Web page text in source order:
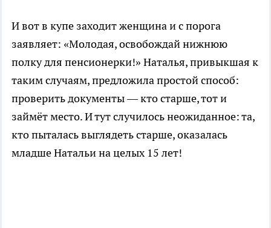
И вот в купе заходит женщина и с порога
заявляет: «Молодая, освобождай нижнюю
полку для пенсионерки!» Наталья, привыкшая к
таким случаям, предложила простой способ:
проверить документы — кто старше, тот и
займёт место. И тут случилось неожиданное: та,
кто пыталась выглядеть старше, оказалась
младше Натальи на целых 15 лет!